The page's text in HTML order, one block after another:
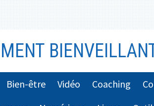
Bien-être Vidéo Coaching